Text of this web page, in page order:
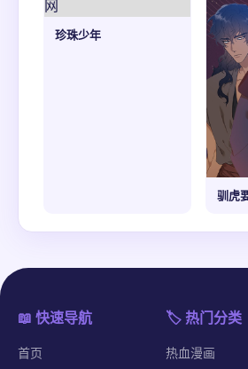
珍珠少年
驯虎
📖 快速导航
首页
🏷️ 热门分类
热血漫画